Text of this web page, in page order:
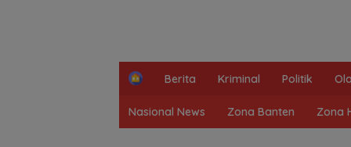
H
m
e
Berita Kriminal Politik
Nasional News Zona Banten Zona